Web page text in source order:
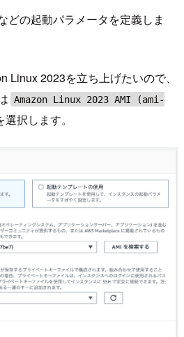
どの起動パラメータを定義しま
Linux 2023を立ち上げたいので、
Amazon Linux 2023 AMI (ami-
選択します。